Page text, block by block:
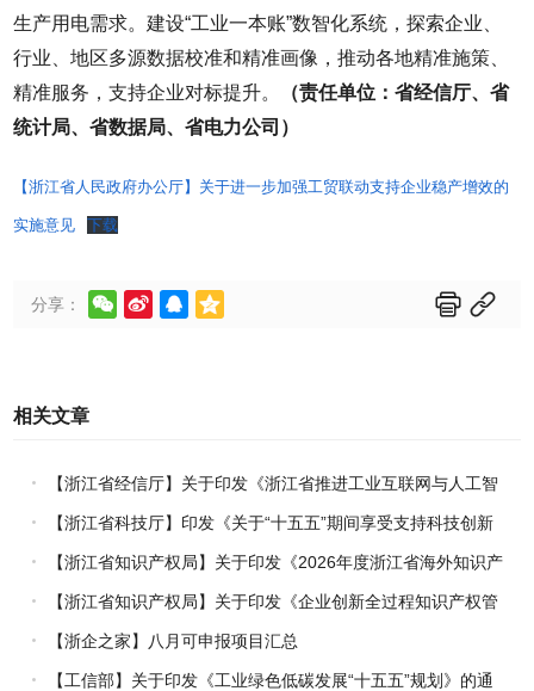
生产用电需求。建设“工业一本账”数智化系统，探索企业、
行业、地区多源数据校准和精准画像，推动各地精准施策、
精准服务，支持企业对标提升。
（责任单位：省经信厅、省
统计局、省数据局、省电力公司）
【浙江省人民政府办公厅】关于进一步加强工贸联动支持企业稳产增效的
实施意见 下载
分享：      
相关文章
【浙江省经信厅】关于印发《浙江省推进工业互联网与人工智
能融合赋能行动方案》的通知
【浙江省科技厅】印发《关于“十五五”期间享受支持科技创新
进口税收优惠政策的科研机构名单核定的实施办法》的通知
【浙江省知识产权局】关于印发《2026年度浙江省海外知识产
权风险统一基础性保障保险实施方案》的通知
【浙江省知识产权局】关于印发《企业创新全过程知识产权管
理指引》的通知
【浙企之家】八月可申报项目汇总
【工信部】关于印发《工业绿色低碳发展“十五五”规划》的通